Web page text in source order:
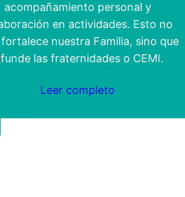
acompañamiento personal y
en actividades. Esto no
nuestra Familia, sino que
las fraternidades o CEMI.
Leer completo